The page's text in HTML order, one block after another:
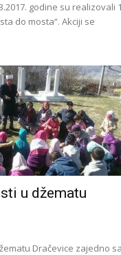
godine su realizovali
do mosta“. Akciji se
u džematu
Dračevice zajedno